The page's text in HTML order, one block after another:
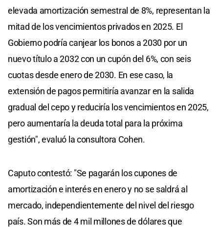
elevada amortización semestral de 8%, representan la
mitad de los vencimientos privados en 2025. El
Gobierno podría canjear los bonos a 2030 por un
nuevo título a 2032 con un cupón del 6%, con seis
cuotas desde enero de 2030. En ese caso, la
extensión de pagos permitiría avanzar en la salida
gradual del cepo y reduciría los vencimientos en 2025,
pero aumentaría la deuda total para la próxima
gestión", evaluó la consultora Cohen.
Caputo contestó: "Se pagarán los cupones de
amortización e interés en enero y no se saldrá al
mercado, independientemente del nivel del riesgo
país. Son más de 4 mil millones de dólares que